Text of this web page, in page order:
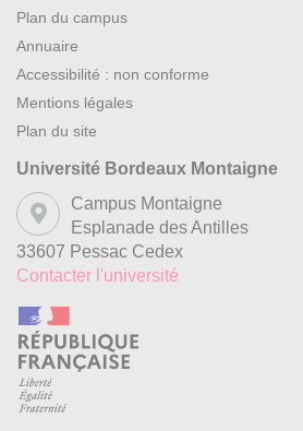
Plan du campus
Annuaire
Accessibilité : non conforme
Mentions légales
Plan du site
Université Bordeaux Montaigne
Campus Montaigne
Esplanade des Antilles
33607 Pessac Cedex
Contacter l'université